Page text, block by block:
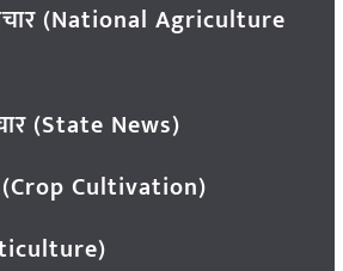
(National Agriculture
(State News)
Cultivation)